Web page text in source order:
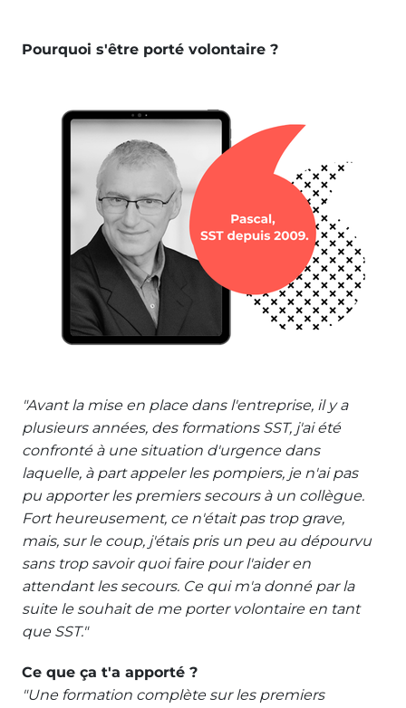
Pourquoi s'être porté volontaire ?
"Avant la mise en place dans l'entreprise, il y a
plusieurs années, des formations SST, j'ai été
confronté à une situation d'urgence dans
laquelle, à part appeler les pompiers, je n'ai pas
pu apporter les premiers secours à un collègue.
Fort heureusement, ce n'était pas trop grave,
mais, sur le coup, j'étais pris un peu au dépourvu
sans trop savoir quoi faire pour l'aider en
attendant les secours. Ce qui m'a donné par la
suite le souhait de me porter volontaire en tant
que SST."
Ce que ça t'a apporté ?
"Une formation complète sur les premiers